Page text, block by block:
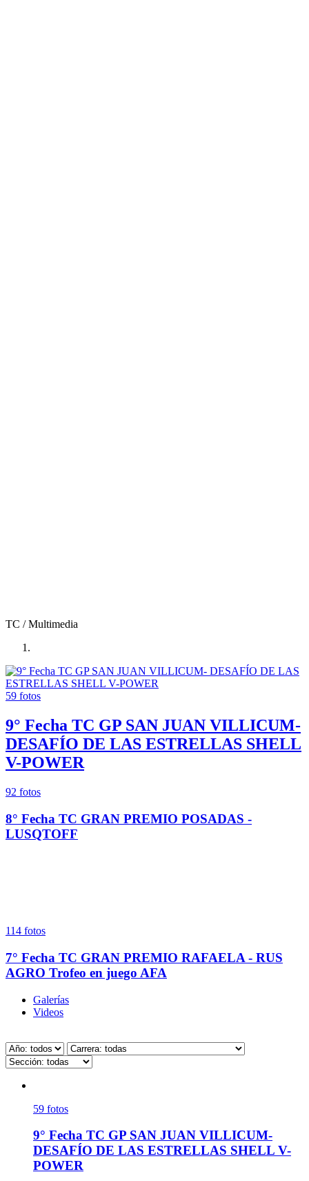
TC / Multimedia
59 fotos
9° Fecha TC GP SAN JUAN VILLICUM-
DESAFÍO DE LAS ESTRELLAS SHELL
V-POWER
92 fotos
8° Fecha TC GRAN PREMIO POSADAS -
LUSQTOFF
114 fotos
7° Fecha TC GRAN PREMIO RAFAELA - RUS
AGRO Trofeo en juego AFA
Galerías
Videos
59 fotos
9° Fecha TC GP SAN JUAN VILLICUM-
DESAFÍO DE LAS ESTRELLAS SHELL V-
POWER